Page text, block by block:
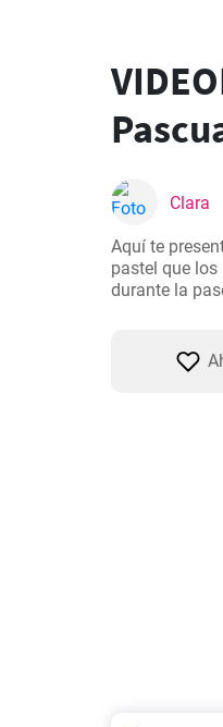
Clara
Aquí te
pastel que
durante la